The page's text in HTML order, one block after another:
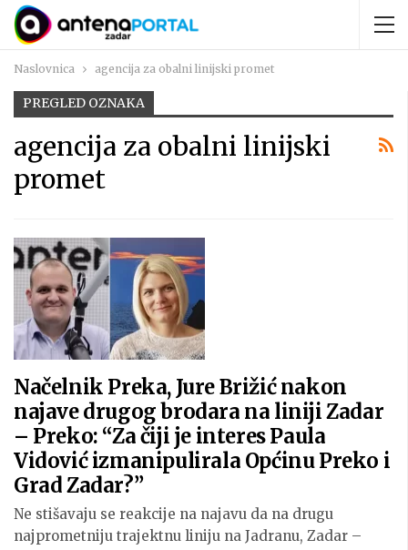
Naslovnica agencija za obalni linijski promet
PREGLED OZNAKA
agencija za obalni linijski
promet
Načelnik Preka, Jure Brižić nakon
najave drugog brodara na liniji Zadar
– Preko: “Za čiji je interes Paula
Vidović izmanipulirala Općinu Preko i
Grad Zadar?”
Ne stišavaju se reakcije na najavu da na drugu
najprometniju trajektnu liniju na Jadranu, Zadar –